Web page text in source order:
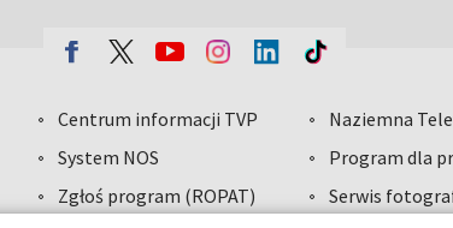
Centrum informacji TVP
System NOS
Zgłoś program (ROPAT)
Naziemna
Program dla
Serwis